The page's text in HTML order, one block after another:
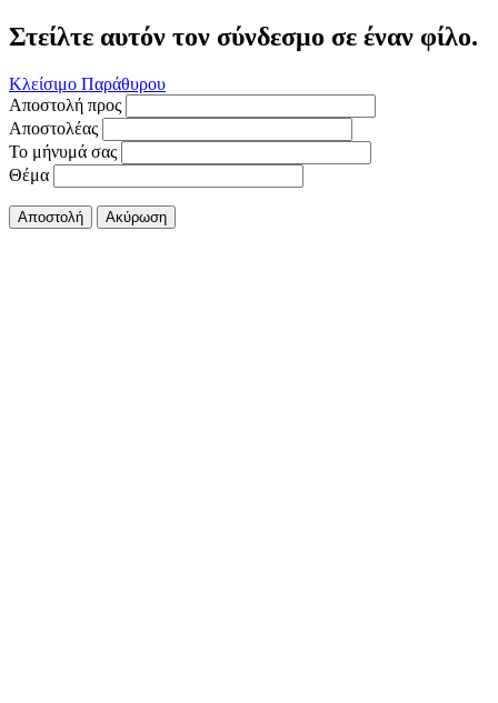
Στείλτε αυτόν τον σύνδεσμο σε έναν φίλο.
Κλείσιμο Παράθυρου
Αποστολή προς
Αποστολέας
Το μήνυμά σας
Θέμα
Αποστολή Ακύρωση